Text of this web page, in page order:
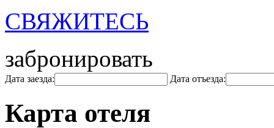
СВЯЖИТЕСЬ
забронировать
Дата заезда: Дата отъезда:
Карта отеля